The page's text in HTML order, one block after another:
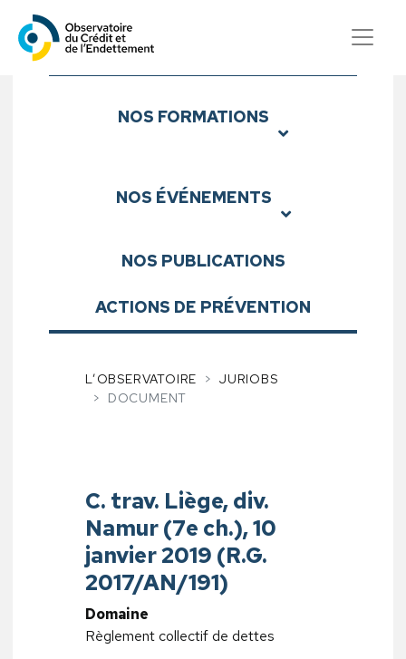
Observatoire du Crédit et
Sous-menu
NOS FORMATIONS
NOS ÉVÉNEMENTS
NOS PUBLICATIONS
ACTIONS DE PRÉVENTION
L’OBSERVATOIRE
JURIOBS
DOCUMENT
C. trav. Liège, div.
Namur (7e ch.), 10
janvier 2019 (R.G.
2017/AN/191)
Domaine
Règlement collectif de dettes